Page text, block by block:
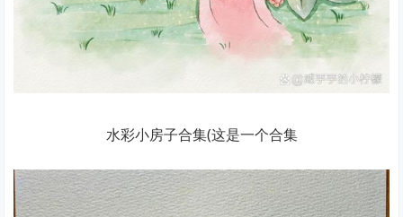
水彩小房子合集(这是一个合集